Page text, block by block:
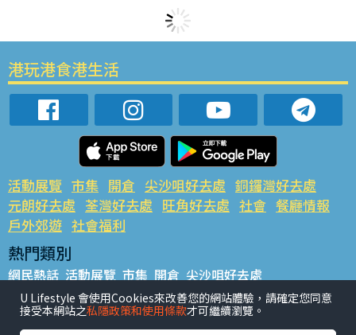
港玩港食港生活
活動展覽 市集 開倉 尖沙咀好去處 銅鑼灣好去處
元朗好去處 荃灣好去處 旺角好去處 社會 餐廳情報
戶外郊遊 社會福利
熱門類別
網民熱話 活動展覽 市集 開倉 尖沙咀好去處
銅鑼灣好去處 元朗好去處 荃灣好去處 旺角好去處 社會
餐廳情報 戶外郊遊
U Lifestyle 會使用Cookies來改善您的網站體驗，請確定您同意
接受本網站之私隱政策和使用條款才可繼續瀏覽。